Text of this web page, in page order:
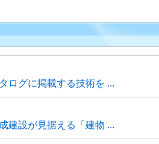
ログに掲載する技術を ...
建設が見据える「建物 ...